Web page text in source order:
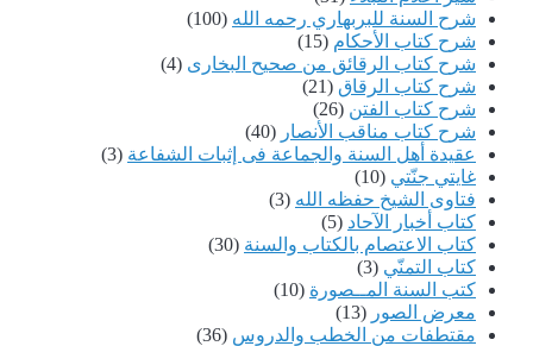
شرح السنة للبربهاري رحمه الله (100)
شرح كتاب الأحكام (15)
شرح كتاب الرقائق من صحيح البخارى (4)
شرح كتاب الرقاق (21)
شرح كتاب الفتن (26)
شرح كتاب مناقب الأنصار (40)
عقيدة أهل السنة والجماعة فى إثبات الشفاعة (3)
غايتي جنّتي (10)
فتاوى الشيخ حفظه الله (3)
كتاب أخبار الآحاد (5)
كتاب الاعتصام بالكتاب والسنة (30)
كتاب التمنّي (3)
كتب السنة المــصورة (10)
معرض الصور (13)
مقتطفات من الخطب والدروس (36)